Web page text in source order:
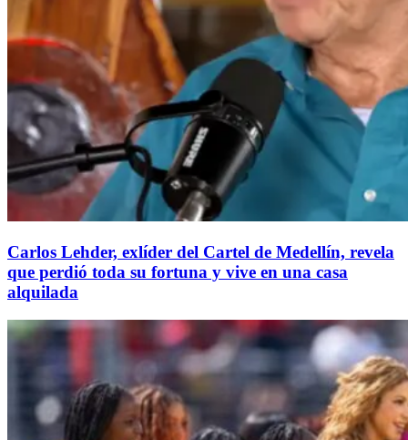
Carlos Lehder, exlíder del Cartel de Medellín, revela
que perdió toda su fortuna y vive en una casa
alquilada